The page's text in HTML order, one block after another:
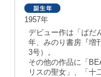
1957年
デビュー作は「ぱだ
年、みのり書房『増
3号）。
その他の作品に「
リスの聖女」、「十